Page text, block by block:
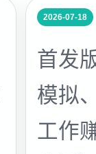
2026-07-18
首发
模拟
工作